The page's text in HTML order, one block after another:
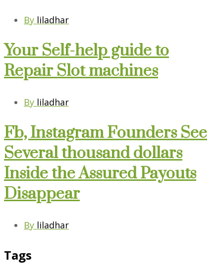
By liladhar
Your Self-help guide to
Repair Slot machines
By liladhar
Fb, Instagram Founders See
Several thousand dollars
Inside the Assured Payouts
Disappear
By liladhar
Tags